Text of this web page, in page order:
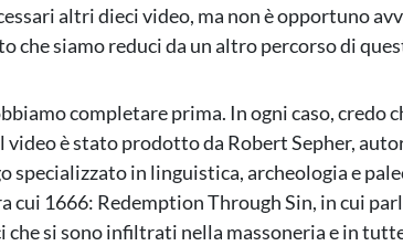
altri dieci video, ma non è opportuno
che siamo reduci da un altro percorso di
completare prima. In ogni caso, credo
video è stato prodotto da Robert Sepher,
specializzato in linguistica, archeologia e
cui 1666: Redemption Through Sin, in cui
si sono infiltrati nella massoneria e in